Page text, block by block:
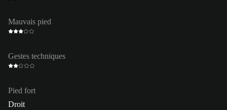
Mauvais pied
Gestes techniques
Pied fort
Droit